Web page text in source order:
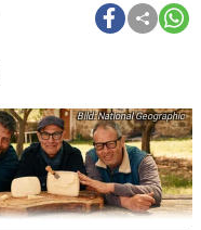
National Geographic